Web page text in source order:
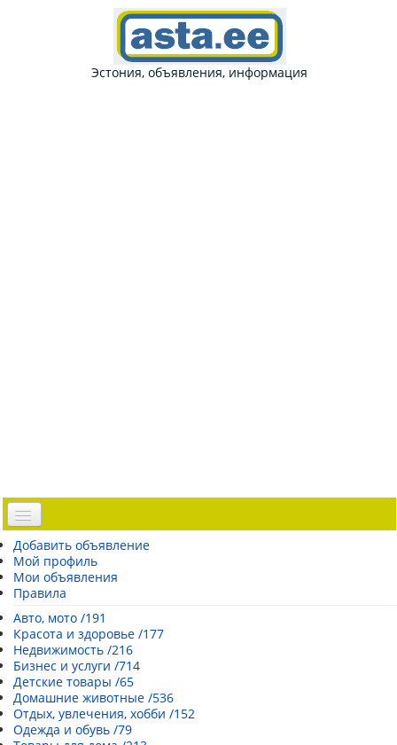
Эстония, объявления, информация
Доска объявлений
Погода Эстонии
Открытки
Каталог сайтов
| Регистрация |
Добавить объявление
Мой профиль
Мои объявления
Правила
Авто, мото /191
Красота и здоровье /177
Недвижимость /216
Бизнес и услуги /714
Детские товары /65
Домашние животные /536
Отдых, увлечения, хобби /152
Одежда и обувь /79